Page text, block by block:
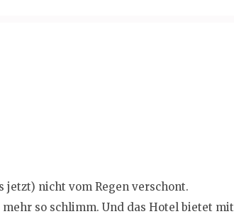
jetzt) nicht vom Regen verschont.
so schlimm. Und das Hotel bietet mit